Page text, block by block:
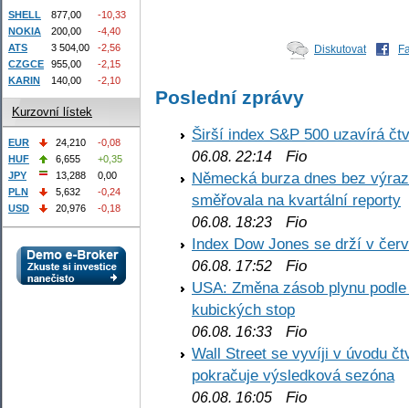
Diskutovat
Poslední zprávy
Širší index S&P 500 uzavírá
06.08. 22:14 Fio
Německá burza dnes bez
směřovala na kvartální reporty
06.08. 18:23 Fio
Index Dow Jones se drží v
06.08. 17:52 Fio
USA: Změna zásob plynu
kubických stop
06.08. 16:33 Fio
Wall Street se vyvíji v úvodu
pokračuje výsledková sezóna
06.08. 16:05 Fio
SHELL 877,00
-10,33
NOKIA
200,00
-4,40
ATS
3 504,00
-2,56
CZGCE
955,00
-2,15
KARIN
140,00 -2,10
Kurzovní lístek
EUR 24,210
-0,08
HUF
6,655
+0,35
JPY
13,288
0,00
PLN
5,632
-0,24
USD
20,976 -0,18